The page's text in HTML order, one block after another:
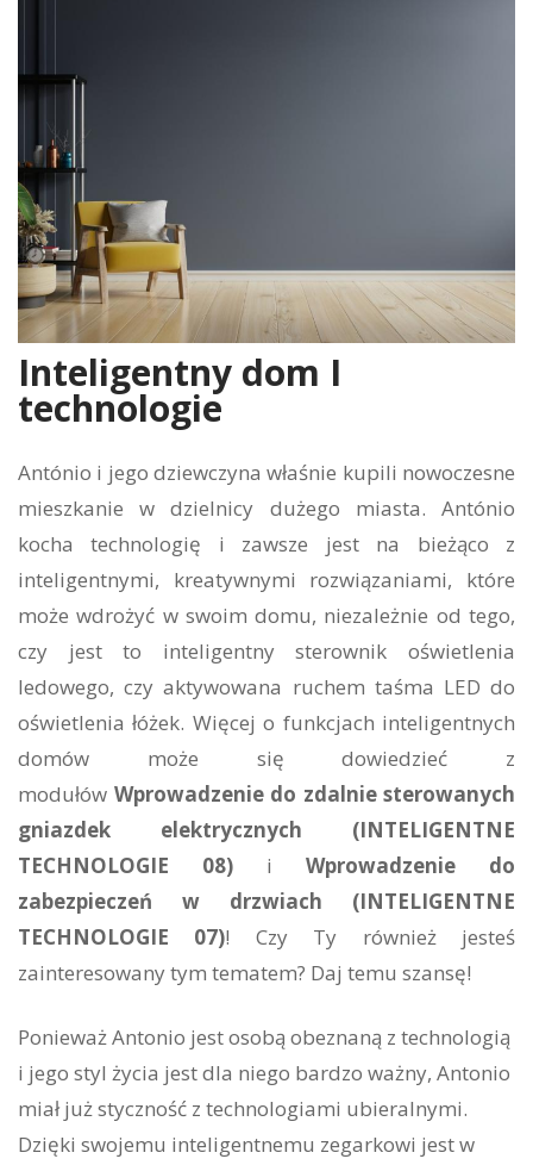
Inteligentny dom I
technologie
António i jego dziewczyna właśnie kupili nowoczesne
mieszkanie w dzielnicy dużego miasta. António
kocha technologię i zawsze jest na bieżąco z
inteligentnymi, kreatywnymi rozwiązaniami, które
może wdrożyć w swoim domu, niezależnie od tego,
czy jest to inteligentny sterownik oświetlenia
ledowego, czy aktywowana ruchem taśma LED do
oświetlenia łóżek. Więcej o funkcjach inteligentnych
domów może się dowiedzieć z
modułów Wprowadzenie do zdalnie sterowanych
gniazdek elektrycznych (INTELIGENTNE
TECHNOLOGIE 08) i Wprowadzenie do
zabezpieczeń w drzwiach (INTELIGENTNE
TECHNOLOGIE 07)! Czy Ty również jesteś
zainteresowany tym tematem? Daj temu szansę!
Ponieważ Antonio jest osobą obeznaną z technologią
i jego styl życia jest dla niego bardzo ważny, Antonio
miał już styczność z technologiami ubieralnymi.
Dzięki swojemu inteligentnemu zegarkowi jest w